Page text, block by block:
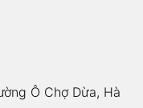
Ô Chợ Dừa, Hà